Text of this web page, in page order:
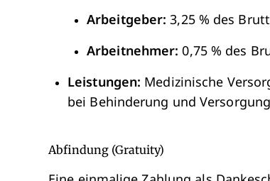
Arbeitgeber: 3,25 % des
Arbeitnehmer: 0,75 % des
Leistungen: Medizinische
bei Behinderung und
Abfindung (Gratuity)